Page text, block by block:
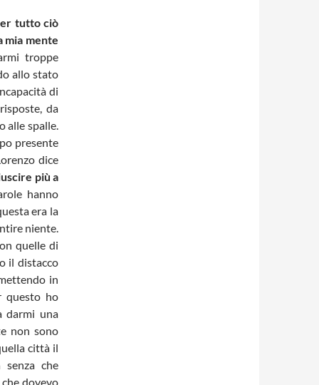
tutto ciò
mia mente
troppe
allo stato
di
da
alle spalle.
presente
dice
più a
hanno
era la
niente.
quelle di
il distacco
in
questo ho
darmi una
non sono
città il
senza che
dovevo